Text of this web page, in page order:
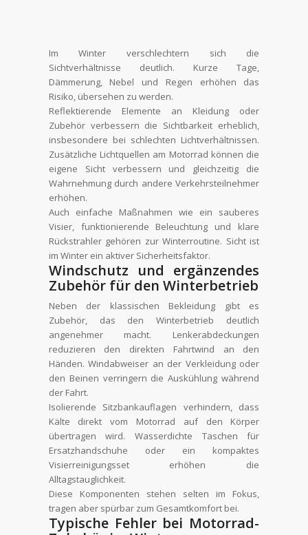
Im Winter verschlechtern sich die
Sichtverhältnisse deutlich. Kurze Tage,
Dämmerung, Nebel und Regen erhöhen das
Risiko, übersehen zu werden.
Reflektierende Elemente an Kleidung oder
Zubehör verbessern die Sichtbarkeit erheblich,
insbesondere bei schlechten Lichtverhältnissen.
Zusätzliche Lichtquellen am Motorrad können die
eigene Sicht verbessern und gleichzeitig die
Wahrnehmung durch andere Verkehrsteilnehmer
erhöhen.
Auch einfache Maßnahmen wie ein sauberes
Visier, funktionierende Beleuchtung und klare
Rückstrahler gehören zur Winterroutine. Sicht ist
im Winter ein aktiver Sicherheitsfaktor.
Windschutz und ergänzendes
Zubehör für den Winterbetrieb
Neben der klassischen Bekleidung gibt es
Zubehör, das den Winterbetrieb deutlich
angenehmer macht. Lenkerabdeckungen
reduzieren den direkten Fahrtwind an den
Händen. Windabweiser an der Verkleidung oder
den Beinen verringern die Auskühlung während
der Fahrt.
Isolierende Sitzbankauflagen verhindern, dass
Kälte direkt vom Motorrad auf den Körper
übertragen wird. Wasserdichte Taschen für
Ersatzhandschuhe oder ein kompaktes
Visierreinigungsset erhöhen die
Alltagstauglichkeit.
Diese Komponenten stehen selten im Fokus,
tragen aber spürbar zum Gesamtkomfort bei.
Typische Fehler bei Motorrad-